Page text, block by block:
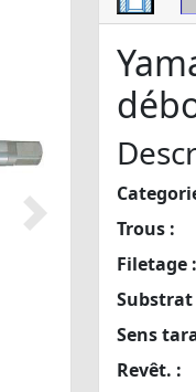
Suivant
Trous :
Filetage :
Substrat
Sens
Revêt. :